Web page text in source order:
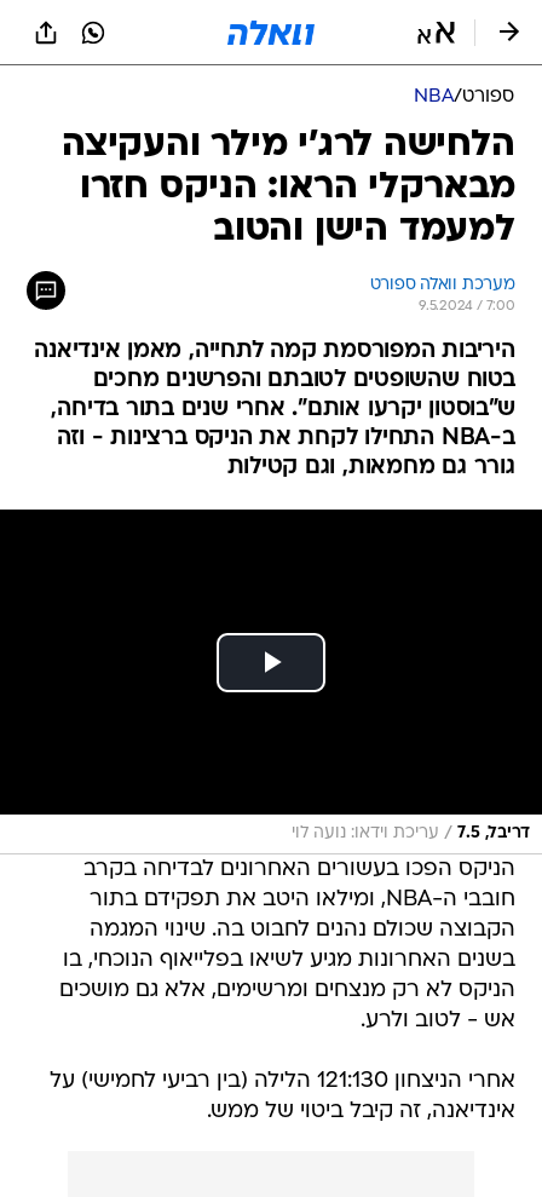
ספורט/
NBA
הלחישה לרג'י מילר והעקיצה
מבארקלי הראו: הניקס חזרו
למעמד הישן והטוב
מערכת וואלה ספורט
9.5.2024 / 7:00
היריבות המפורסמת קמה לתחייה, מאמן אינדיאנה
בטוח שהשופטים לטובתם והפרשנים מחכים
ש"בוסטון יקרעו אותם". אחרי שנים בתור בדיחה,
ב-NBA התחילו לקחת את הניקס ברצינות - וזה
גורר גם מחמאות, וגם קטילות
דריבל, 7.5 / עריכת וידאו: נועה לוי
הניקס הפכו בעשורים האחרונים לבדיחה בקרב
חובבי ה-NBA, ומילאו היטב את תפקידם בתור
הקבוצה שכולם נהנים לחבוט בה. שינוי המגמה
בשנים האחרונות מגיע לשיאו בפלייאוף הנוכחי, בו
הניקס לא רק מנצחים ומרשימים, אלא גם מושכים
אש - לטוב ולרע.
אחרי הניצחון 121:130 הלילה (בין רביעי לחמישי) על
אינדיאנה, זה קיבל ביטוי של ממש.